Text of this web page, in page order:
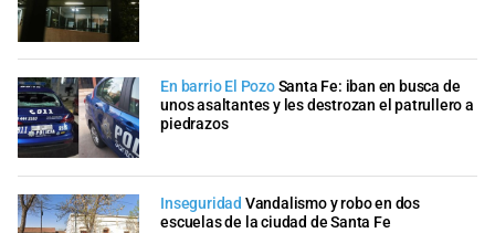
En barrio El PozoSanta Fe: iban en busca de
unos asaltantes y les destrozan el patrullero a
piedrazos
Inseguridad Vandalismo y robo en dos
escuelas de la ciudad de Santa Fe